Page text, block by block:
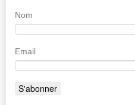
Nom
Email